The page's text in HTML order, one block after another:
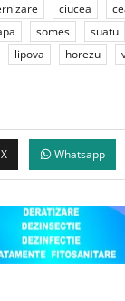
ciucea
somes suatu
lipova horezu
X Whatsapp